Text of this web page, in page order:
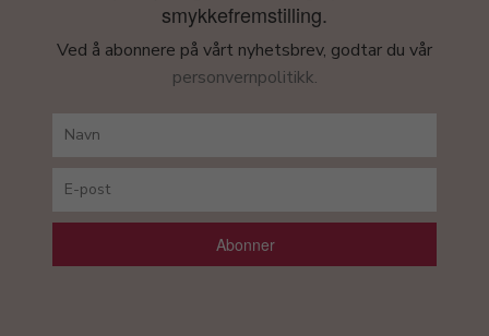
smykkefremstilling.
Ved å abonnere på vårt nyhetsbrev, godtar du vår
personvernpolitikk.
Abonner